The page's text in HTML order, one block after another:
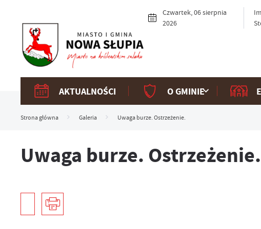
Czwartek, 06 sierpnia
2026
AKTUALNOŚCI O GMINIE
Strona główna Galeria Uwaga burze. Ostrzeżenie.
Uwaga burze. Ostrzeżenie.